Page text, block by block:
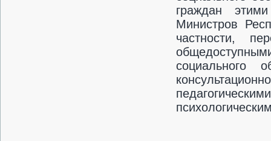
граждан
Министров
частности,
социального